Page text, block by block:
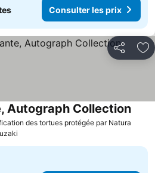
Consulter les prix
Partager
des tortues protégée par Natura
Autograph Collection